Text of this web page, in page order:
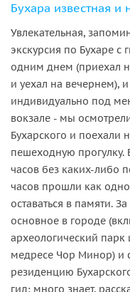
Увлекательная,
экскурсия по Бухаре
одним днем (приехал
и уехал на вечернем),
индивидуально под
вокзале - мы
Бухарского и поехали
пешеходную прогулку.
часов без каких-либо
часов прошли как
оставаться в памяти.
основное в городе
археологический парк
медресе Чор Минор) и
резиденцию
гид: много знает,